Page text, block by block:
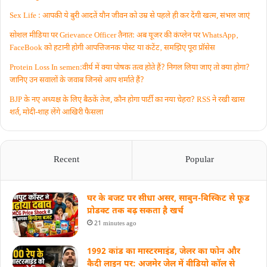
Sex Life : आपकी ये बुरी आदतें याैन जीवन को उम्र से पहले ही कर देंगी खत्म, संभल जाएं
सोशल मीडिया पर Grievance Officer तैनात: अब यूजर की कंप्लेन पर WhatsApp‚
FaceBook को हटानी होगी आपत्तिजनक पोस्ट या कंटेंट‚ समझिए पूरा प्रॉसेस
Protein Loss In semen:वीर्य में क्या पोषक तत्व होते हैं? निगल लिया जाए तो क्या होगा?
जानिए उन सवालों के जवाब जिनसे आप शर्माते हैं?
BJP के नए अध्यक्ष के लिए बैठकें तेज, कौन होगा पार्टी का नया चेहरा? RSS ने रखी खास
शर्त, मोदी-शाह लेंगे आखिरी फैसला
Recent Popular
घर के बजट पर सीधा असर, साबुन-बिस्किट से फूड
प्रोडक्ट तक बढ़ सकता है खर्च
21 minutes ago
1992 कांड का मास्टरमाइंड, जेलर का फोन और
कैदी लाइन पर: अजमेर जेल में वीडियो कॉल से